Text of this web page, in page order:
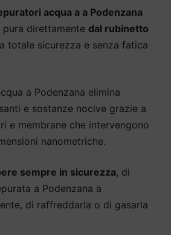
acqua a a Podenzana
direttamente dal rubinetto
totale sicurezza e senza fatica
a Podenzana elimina
e sostanze nocive grazie a
e membrane che intervengono
nanometriche.
sempre in sicurezza, di
a Podenzana a
di raffreddarla o di gasarla